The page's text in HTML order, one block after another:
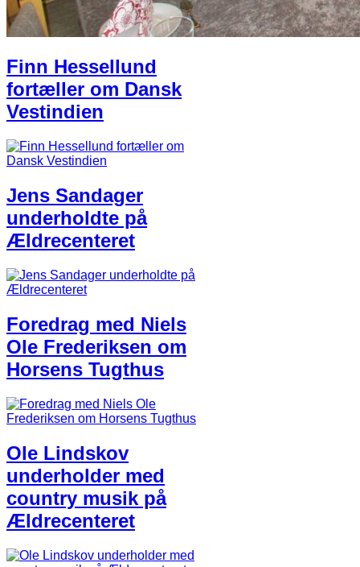
Finn Hessellund
fortæller om Dansk
Vestindien
Jens Sandager
underholdte på
Ældrecenteret
Foredrag med Niels
Ole Frederiksen om
Horsens Tugthus
Ole Lindskov
underholder med
country musik på
Ældrecenteret